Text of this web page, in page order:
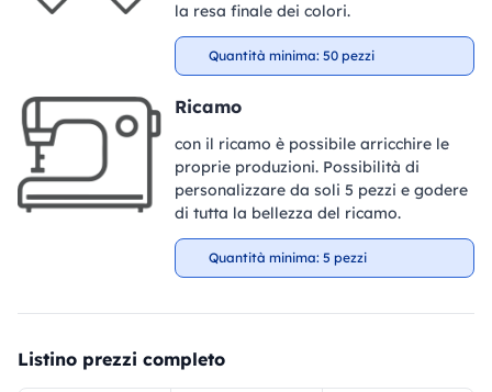
la resa finale dei colori.
Quantità minima: 50 pezzi
Ricamo
con il ricamo è possibile arricchire le
proprie produzioni. Possibilità di
personalizzare da soli 5 pezzi e godere
di tutta la bellezza del ricamo.
Quantità minima: 5 pezzi
Listino prezzi completo